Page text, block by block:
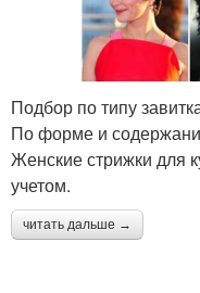
Стильная стрижка
Стрижки для дам
Подбор по типу
По форме и
Женские стрижки для
учетом.
читать дальше →